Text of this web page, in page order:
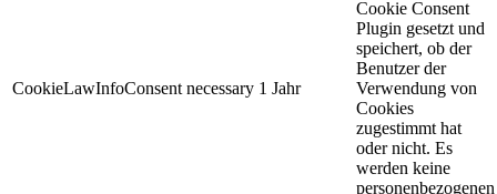
CookieLawInfoConsent necessary 1 Jahr
Cookie Consent
Plugin gesetzt und
speichert, ob der
Benutzer der
Verwendung von
Cookies
zugestimmt hat
oder nicht. Es
werden keine
personenbezogenen